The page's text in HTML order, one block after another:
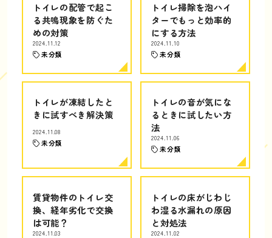
トイレの配管で起こ
る共鳴現象を防ぐた
めの対策
2024.11.12
未分類
トイレ掃除を泡ハイ
ターでもっと効率的
にする方法
2024.11.10
未分類
トイレが凍結したと
きに試すべき解決策
2024.11.08
未分類
トイレの音が気にな
るときに試したい方
法
2024.11.06
未分類
賃貸物件のトイレ交
換、経年劣化で交換
は可能？
2024.11.03
トイレの床がじわじ
わ湿る水漏れの原因
と対処法
2024.11.02